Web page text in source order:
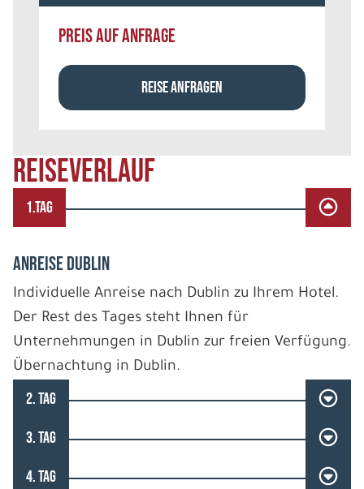
REISEVERLAUF
1.TAG
ANREISE DUBLIN
Individuelle Anreise nach Dublin zu Ihrem Hotel.
Der Rest des Tages steht Ihnen für
Unternehmungen in Dublin zur freien Verfügung.
Übernachtung in Dublin.
2. TAG
3. TAG
4. TAG
PREIS AUF ANFRAGE
REISE ANFRAGEN